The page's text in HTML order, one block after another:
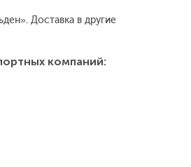
Доставка в другие
компаний: